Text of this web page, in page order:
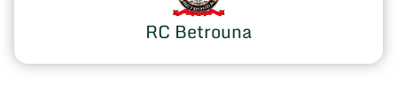
RC Betrouna